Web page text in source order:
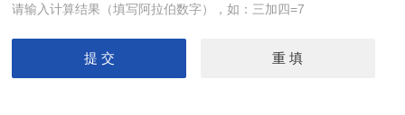
请输入计算结果（填写阿拉伯数字），如：三加四=7